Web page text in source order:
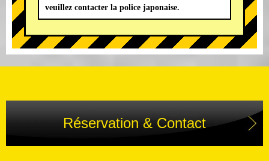
veuillez contacter la police japonaise.
Réservation & Contact